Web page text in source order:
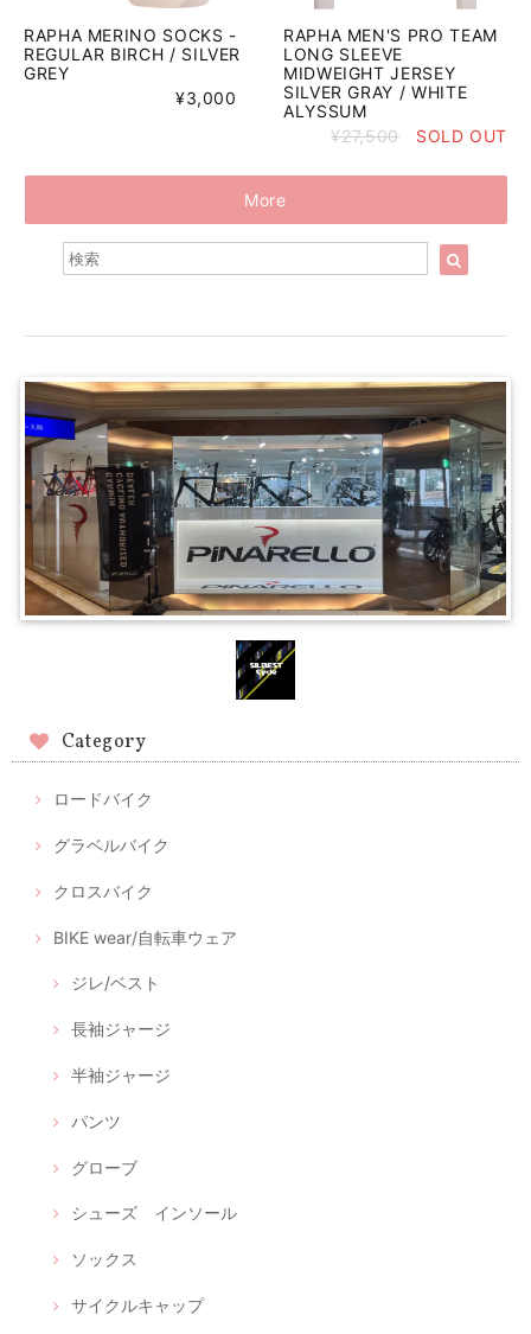
RAPHA MERINO SOCKS -
REGULAR BIRCH / SILVER
GREY
¥3,000
RAPHA MEN'S PRO TEAM
LONG SLEEVE
MIDWEIGHT JERSEY
SILVER GRAY / WHITE
ALYSSUM
¥27,500
SOLD OUT
More
Category
ロードバイク
グラベルバイク
クロスバイク
BIKE wear/自転車ウェア
ジレ/ベスト
長袖ジャージ
半袖ジャージ
パンツ
グローブ
シューズ インソール
ソックス
サイクルキャップ